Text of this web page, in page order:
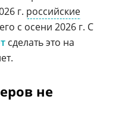
г. российские
с осени 2026 г. С
сделать это на
не